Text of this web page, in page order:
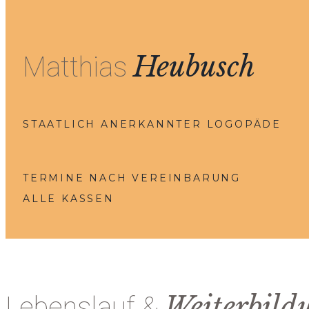
Matthias Heubusch
STAATLICH ANERKANNTER LOGOPÄDE
TERMINE NACH VEREINBARUNG
ALLE KASSEN